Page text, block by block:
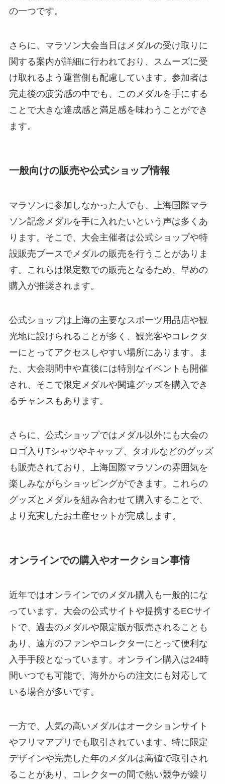
の一つです。
さらに、マラソン大会当日はメダルの受け取りに
関する案内が詳細に行われており、スムーズに受
け取れるよう運営側も配慮しています。参加者は
完走後の疲労感の中でも、このメダルを手にする
ことで大きな達成感と満足感を味わうことができ
ます。
一般向けの販売や公式ショップ情報
マラソンに参加しなかった人でも、上海国際マラ
ソン記念メダルを手に入れたいという声は多くあ
ります。そこで、大会主催者は公式ショップや特
設販売ブースでメダルの販売を行うことがありま
す。これらは限定数での販売となるため、早めの
購入が推奨されます。
公式ショップは上海の主要なスポーツ用品店や観
光地に設けられることが多く、観光客やコレクタ
ーにとってアクセスしやすい場所にあります。ま
た、大会期間中や直後には特別なイベントも開催
され、そこで限定メダルや関連グッズを購入でき
るチャンスもあります。
さらに、公式ショップではメダル以外にも大会の
ロゴ入りTシャツやキャップ、タオルなどのグッズ
も販売されており、上海国際マラソンの雰囲気を
楽しみながらショッピングができます。これらの
グッズとメダルを組み合わせて購入することで、
より充実したお土産セットが完成します。
オンラインでの購入やオークション事情
近年ではオンラインでのメダル購入も一般的にな
っています。大会の公式サイトや提携するECサイ
トで、過去のメダルや限定版が販売されることも
あり、遠方のファンやコレクターにとって便利な
入手手段となっています。オンライン購入は24時
間いつでも可能で、海外からの注文にも対応して
いる場合が多いです。
一方で、人気の高いメダルはオークションサイト
やフリマアプリでも取引されています。特に限定
デザインや完売した年のメダルは高値で取引され
ることがあり、コレクターの間で熱い競争が繰り